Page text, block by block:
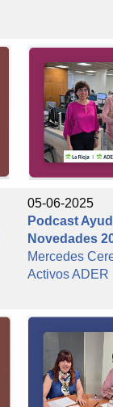
05-06-2025
Podcast
Novedades
Mercedes
Activos ADER